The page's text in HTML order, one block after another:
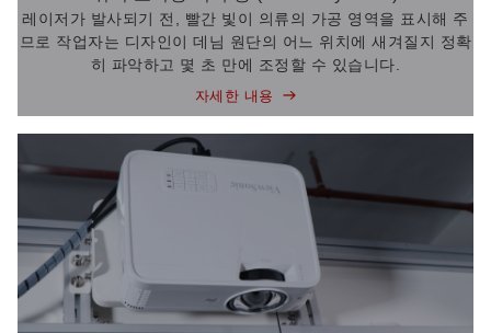
레이저가 발사되기 전, 빨간 빛이 의류의 가공 영역을 표시해 주
므로 작업자는 디자인이 데님 원단의 어느 위치에 새겨질지 정확
히 파악하고 몇 초 만에 조정할 수 있습니다.
자세한 내용